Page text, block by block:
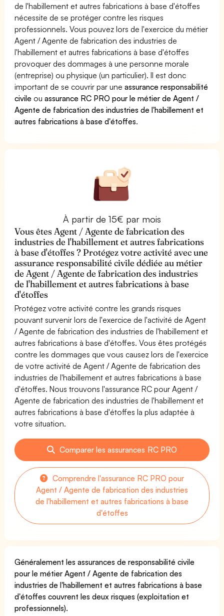
de l'habillement et autres fabrications à base d'étoffes
nécessite de se protéger contre les risques
professionnels. Vous pouvez lors de l'exercice du métier
Agent / Agente de fabrication des industries de
l'habillement et autres fabrications à base d'étoffes
provoquer des dommages à une personne morale
(entreprise) ou physique (un particulier). Il est donc
important de se couvrir par uneassurance responsabilité
civile ouassurance RC PRO pour le métier de Agent /
Agente de fabrication des industries de l'habillement et
autres fabrications à base d'étoffes.
À partir de 15€ par mois
Vous êtes Agent / Agente de fabrication des
industries de l'habillement et autres fabrications
à base d'étoffes ? Protégez votre activité avec une
assurance responsabilité civile dédiée au métier
de Agent / Agente de fabrication des industries
de l'habillement et autres fabrications à base
d'étoffes
Protégez votre activité contre les grands risques
pouvant survenir lors de l'exercice de l'activité de Agent
/ Agente de fabrication des industries de l'habillement et
autres fabrications à base d'étoffes. Vous êtes protégés
contre les dommages que vous causez lors de l'exercice
de votre activité de Agent / Agente de fabrication des
industries de l'habillement et autres fabrications à base
d'étoffes. Nous trouvons l'assurance RC pour Agent /
Agente de fabrication des industries de l'habillement et
autres fabrications à base d'étoffes la plus adaptée à
votre situation.
Comparer les assurances RC PRO
Comprendre l'assurance RC PRO pour
Agent / Agente de fabrication des industries
de l'habillement et autres fabrications à base
d'étoffes
Généralement les assurances de responsabilité civile
pour le métier Agent / Agente de fabrication des
industries de l'habillement et autres fabrications à base
d'étoffes couvrent les deux risques (exploitation et
professionnels).